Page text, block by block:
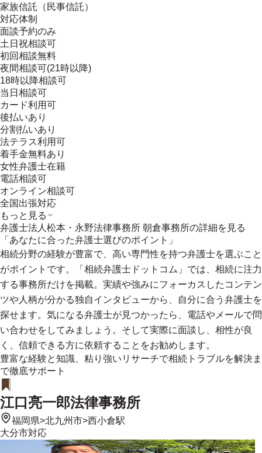
家族信託（民事信託）
対応体制
面談予約のみ
土日祝相談可
初回相談無料
夜間相談可(21時以降)
18時以降相談可
当日相談可
カード利用可
後払いあり
分割払いあり
法テラス利用可
着手金無料あり
女性弁護士在籍
電話相談可
オンライン相談可
全国出張対応
もっと見る
弁護士法人松本・永野法律事務所 朝倉事務所の詳細を見る
「あなたに合った弁護士選びのポイント」
相続分野の経験が豊富で、高い専門性を持つ弁護士を選ぶこと
がポイントです。「相続弁護士ドットコム」では、相続に注力
する事務所だけを掲載。実績や強みにフォーカスしたコンテン
ツや人柄が分かる独自インタビューから、自分に合う弁護士を
探せます。気になる弁護士が見つかったら、電話やメールで問
い合わせをしてみましょう。そして実際に面談し、相性が良
く、信頼できる方に依頼することをお勧めします。
豊富な経験と知識、粘り強いリサーチで相続トラブルを解決ま
で徹底サポート
江口亮一郎法律事務所
福岡県>北九州市>西小倉駅
大分市対応